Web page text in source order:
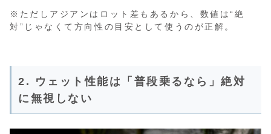
※ただしアジアンはロット差もあるから、数値は“絶
対”じゃなくて方向性の目安として使うのが正解。
2. ウェット性能は「普段乗るなら」絶対
に無視しない